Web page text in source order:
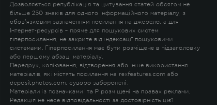
Дозволяється републікація та цитування статей обсягом не
більше 250 знаків для одного інформаційного матеріалу, з
обов'язковим зазначенням посилання на джерело, а для
Інтернет-ресурсів – пряме для пошукових систем
гіперпосилання, не закрите від індексації пошуковими
системами. Гіперпосилання має бути розміщене в підзаголовку
або першому абзаці матеріалу.
Передрук, копіювання, відтворення або інше використання
матеріалів, які містять посилання на rexfeatures.com або
depositphotos.com, суворо заборонені.
Матеріали із позначками! та P розміщені на правах реклами.
Редакція не несе відповідальності за достовірність цієї